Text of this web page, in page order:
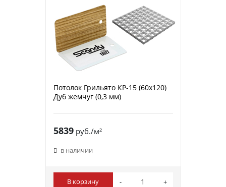
Потолок Грильято КР-15 (60х120)
Дуб жемчуг (0,3 мм)
5839руб./м²
в наличии
В корзину